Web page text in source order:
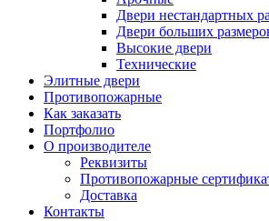
Двери нестандартных
Двери больших
Высокие двери
Технические
Элитные двери
Противопожарные
Как заказать
Портфолио
О производителе
Реквизиты
Противопожарные
Доставка
Контакты